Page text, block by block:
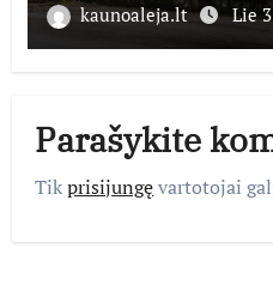
kaunoaleja.lt Lie
Parašykite
Tikprisijungęvartotojai